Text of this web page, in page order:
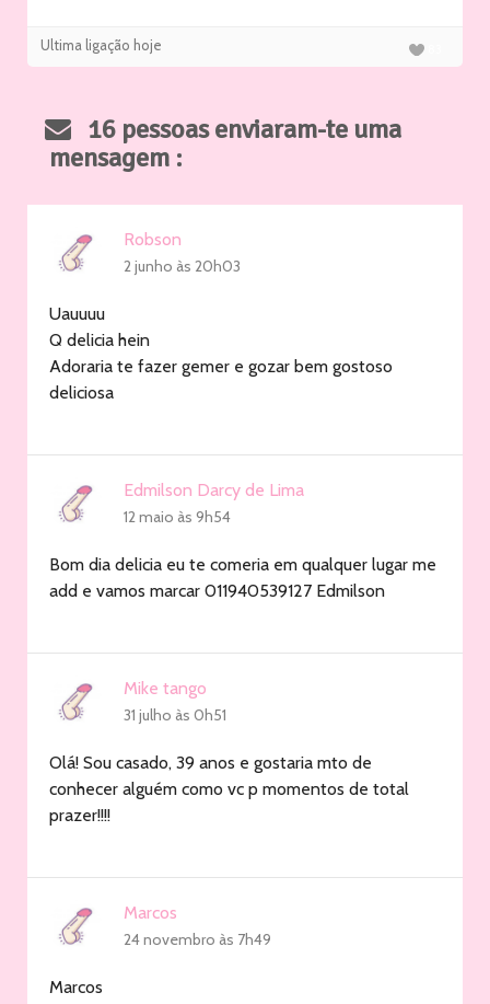
Ultima ligação hoje
16 pessoas enviaram-te uma
mensagem :
Robson
2 junho às 20h03
Uauuuu
Q delicia hein
Adoraria te fazer gemer e gozar bem gostoso
deliciosa
Edmilson Darcy de Lima
12 maio às 9h54
Bom dia delicia eu te comeria em qualquer lugar me
add e vamos marcar 011940539127 Edmilson
Mike tango
31 julho às 0h51
Olá! Sou casado, 39 anos e gostaria mto de
conhecer alguém como vc p momentos de total
prazer!!!!
Marcos
24 novembro às 7h49
Marcos